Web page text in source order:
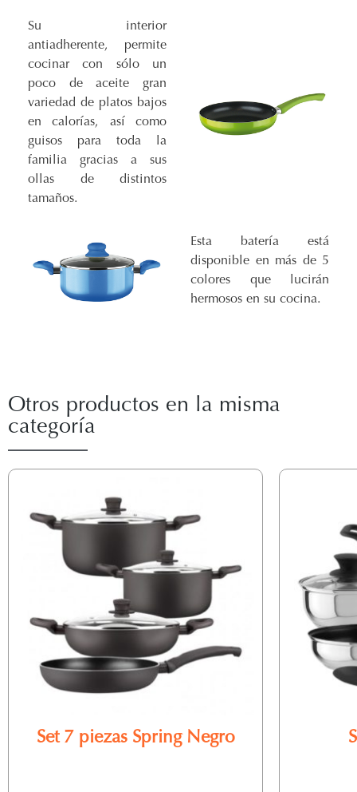
Su interior
antiadherente, permite
cocinar con sólo un
poco de aceite gran
variedad de platos bajos
en calorías, así como
guisos para toda la
familia gracias a sus
ollas de distintos
tamaños.
Esta batería está
disponible en más de 5
colores que lucirán
hermosos en su cocina.
Otros productos en la misma
categoría
Set 7 piezas Spring Negro